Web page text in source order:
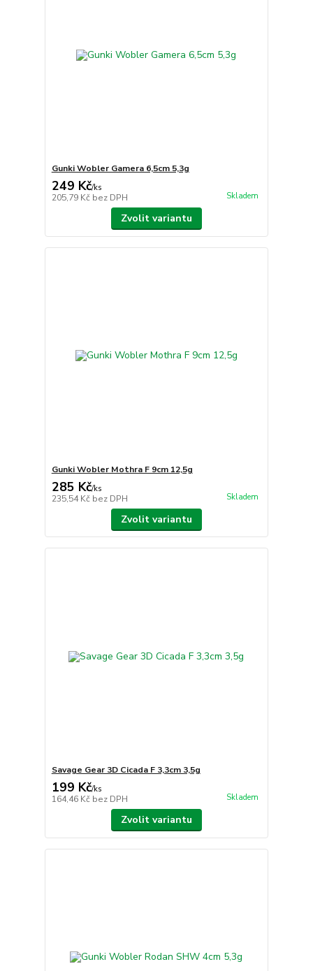
Gunki Wobler Gamera 6,5cm 5,3g
249 Kč/ks
205,79 Kč bez DPH Skladem
Zvolit variantu
Gunki Wobler Mothra F 9cm 12,5g
285 Kč/ks
235,54 Kč bez DPH Skladem
Zvolit variantu
Savage Gear 3D Cicada F 3,3cm 3,5g
199 Kč/ks
164,46 Kč bez DPH Skladem
Zvolit variantu